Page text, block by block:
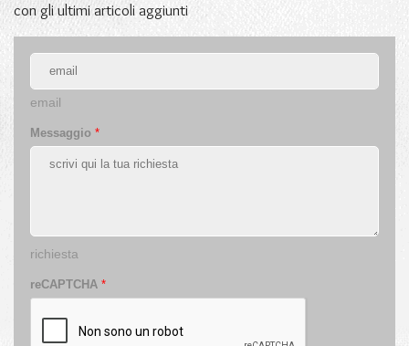
con gli ultimi articoli aggiunti
email
Messaggio *
richiesta
reCAPTCHA *